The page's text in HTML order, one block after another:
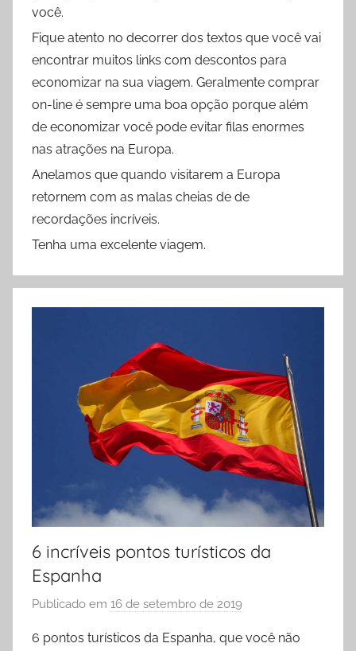
você.
Fique atento no decorrer dos textos que você vai
encontrar muitos links com descontos para
economizar na sua viagem. Geralmente comprar
on-line é sempre uma boa opção porque além
de economizar você pode evitar filas enormes
nas atrações na Europa.
Anelamos que quando visitarem a Europa
retornem com as malas cheias de de
recordações incríveis.
Tenha uma excelente viagem.
6 incríveis pontos turísticos da
Espanha
Publicado em 16 de setembro de 2019
6 pontos turísticos da Espanha, que você não